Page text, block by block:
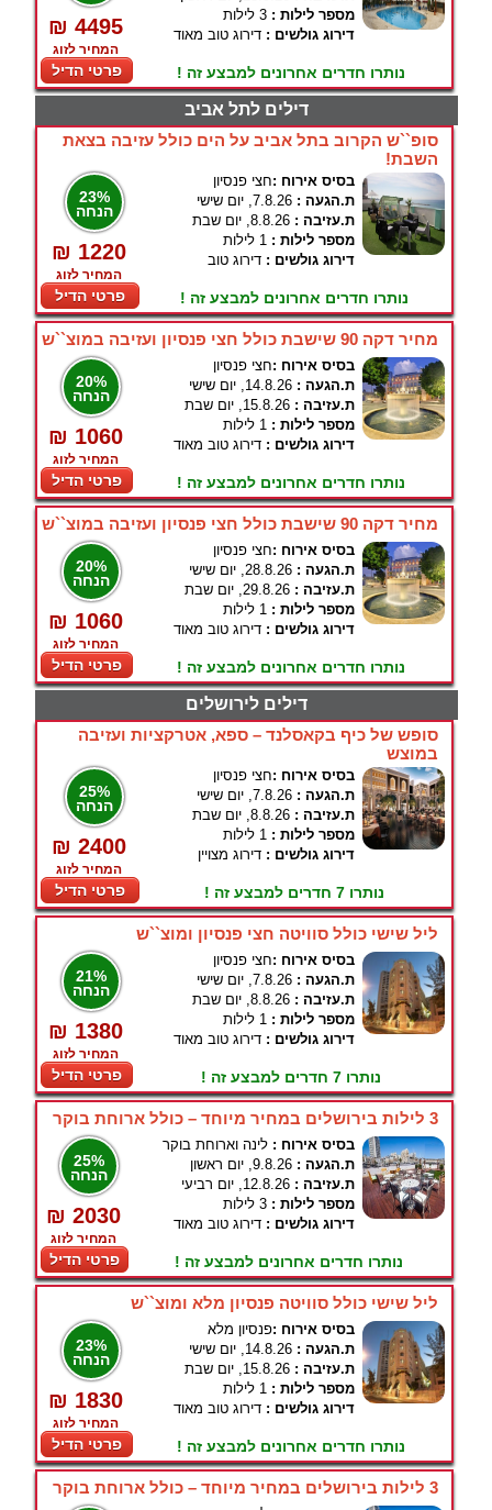
₪ 4495
המחיר לזוג
פרטי הדיל
מספר לילות : 3 לילות
דירוג גולשים : דירוג טוב מאוד
נותרו חדרים אחרונים למבצע זה !
דילים לתל אביב
סופ``ש הקרוב בתל אביב על הים כולל עזיבה בצאת
השבת!
23%
הנחה
₪ 1220
המחיר לזוג
פרטי הדיל
בסיס אירוח :חצי פנסיון
ת.הגעה : 7.8.26, יום שישי
ת.עזיבה : 8.8.26, יום שבת
מספר לילות : 1 לילות
דירוג גולשים : דירוג טוב
נותרו חדרים אחרונים למבצע זה !
מחיר דקה 90 שישבת כולל חצי פנסיון ועזיבה במוצ``ש
20%
הנחה
₪ 1060
המחיר לזוג
פרטי הדיל
בסיס אירוח :חצי פנסיון
ת.הגעה : 14.8.26, יום שישי
ת.עזיבה : 15.8.26, יום שבת
מספר לילות : 1 לילות
דירוג גולשים : דירוג טוב מאוד
נותרו חדרים אחרונים למבצע זה !
מחיר דקה 90 שישבת כולל חצי פנסיון ועזיבה במוצ``ש
20%
הנחה
₪ 1060
המחיר לזוג
פרטי הדיל
בסיס אירוח :חצי פנסיון
ת.הגעה : 28.8.26, יום שישי
ת.עזיבה : 29.8.26, יום שבת
מספר לילות : 1 לילות
דירוג גולשים : דירוג טוב מאוד
נותרו חדרים אחרונים למבצע זה !
דילים לירושלים
סופש של כיף בקאסלנד – ספא, אטרקציות ועזיבה
במוצש
25%
הנחה
₪ 2400
המחיר לזוג
פרטי הדיל
בסיס אירוח :חצי פנסיון
ת.הגעה : 7.8.26, יום שישי
ת.עזיבה : 8.8.26, יום שבת
מספר לילות : 1 לילות
דירוג גולשים : דירוג מצויין
נותרו 7 חדרים למבצע זה !
ליל שישי כולל סוויטה חצי פנסיון ומוצ``ש
21%
הנחה
₪ 1380
המחיר לזוג
פרטי הדיל
בסיס אירוח :חצי פנסיון
ת.הגעה : 7.8.26, יום שישי
ת.עזיבה : 8.8.26, יום שבת
מספר לילות : 1 לילות
דירוג גולשים : דירוג טוב מאוד
נותרו 7 חדרים למבצע זה !
3 לילות בירושלים במחיר מיוחד – כולל ארוחת בוקר
25%
הנחה
₪ 2030
המחיר לזוג
פרטי הדיל
בסיס אירוח : לינה וארוחת בוקר
ת.הגעה : 9.8.26, יום ראשון
ת.עזיבה : 12.8.26, יום רביעי
מספר לילות : 3 לילות
דירוג גולשים : דירוג טוב מאוד
נותרו חדרים אחרונים למבצע זה !
ליל שישי כולל סוויטה פנסיון מלא ומוצ``ש
23%
הנחה
₪ 1830
המחיר לזוג
פרטי הדיל
בסיס אירוח :פנסיון מלא
ת.הגעה : 14.8.26, יום שישי
ת.עזיבה : 15.8.26, יום שבת
מספר לילות : 1 לילות
דירוג גולשים : דירוג טוב מאוד
נותרו חדרים אחרונים למבצע זה !
3 לילות בירושלים במחיר מיוחד – כולל ארוחת בוקר